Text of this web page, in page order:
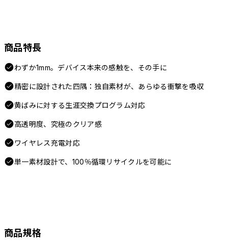
商品特長
わずか1mm。デバイス本来の感触を、その手に
精密に設計された四隅：独自素材が、あらゆる衝撃を吸収
黄ばみに対する生涯交換プログラム対応
高透明度、究極のクリア感
ワイヤレス充電対応
単一素材設計で、100％循環リサイクルを可能に
商品規格